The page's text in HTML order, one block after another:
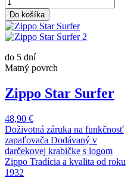
Do košíka
do 5 dní
Matný povrch
Zippo Star Surfer
48,90 €
Doživotná záruka na funkčnosť
zapaľovača Dodávaný v
darčekovej krabičke s logom
Zippo Tradícia a kvalita od roku
1932